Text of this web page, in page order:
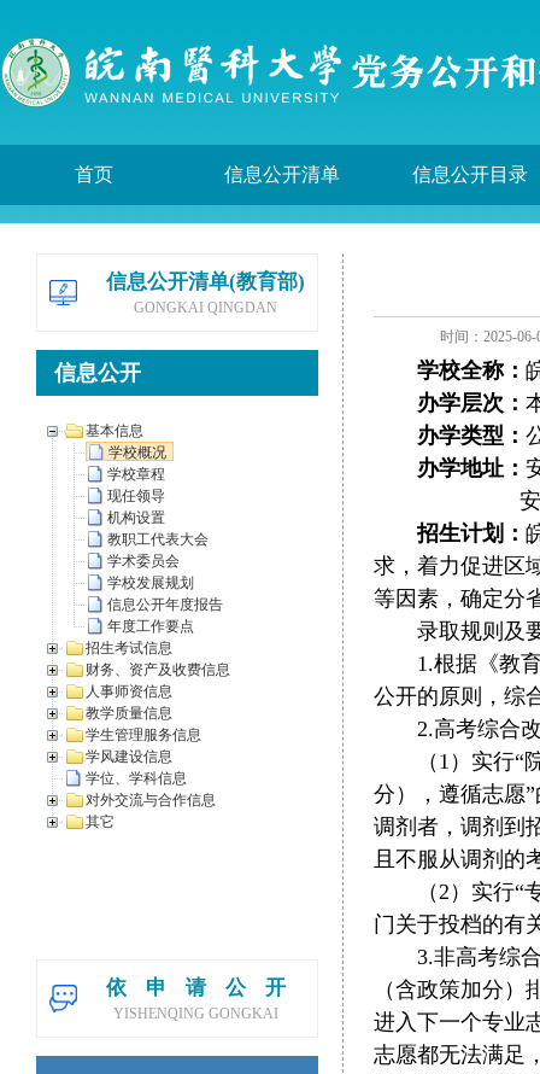
首页 信息公开清单 信息公开目录
信息公开清单(教育部)
GONGKAI QINGDAN
信息公开
基本信息
学校概况
学校章程
现任领导
机构设置
教职工代表大会
学术委员会
学校发展规划
信息公开年度报告
年度工作要点
招生考试信息
财务、资产及收费信息
人事师资信息
教学质量信息
学生管理服务信息
学风建设信息
学位、学科信息
对外交流与合作信息
其它
依申请公开
YISHENQING GONGKAI
时间：2025-06-
学校全称：
办学层次：
办学类型：
办学地址：
安徽省芜
招生计划：
求，着力促进区
等因素，确定分
录取规则及
1.根据《教
公开的原则，综
2.高考综合
（1）实行
分），遵循志愿
调剂者，调剂到
且不服从调剂的
（2）实行
门关于投档的有
3.非高考综
（含政策加分
进入下一个专业
志愿都无法满足